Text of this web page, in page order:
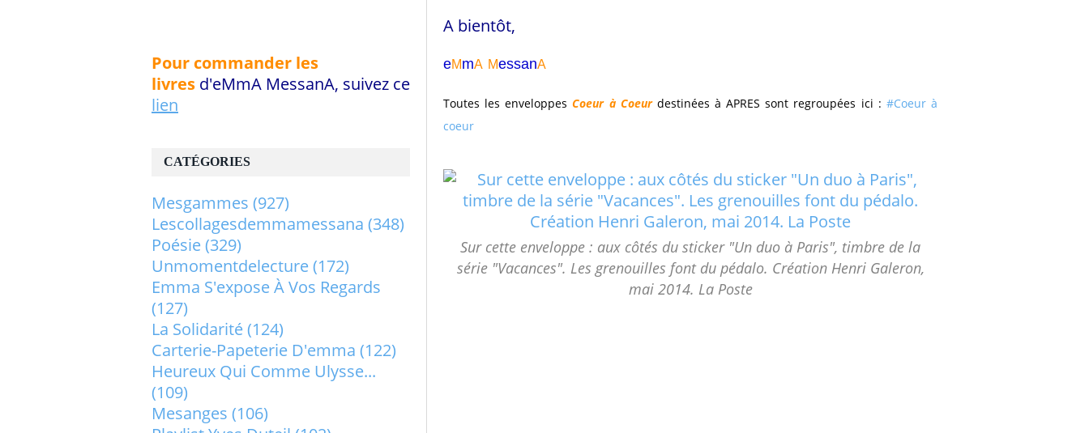
A bientôt,
eMmA MessanA
Toutes les enveloppesCoeur à Coeur destinées à APRESsont regroupées ici : #Coeur à
coeur
Sur cette enveloppe : aux côtés du sticker "Un duo à Paris", timbre de la
série "Vacances". Les grenouilles font du pédalo. Création Henri Galeron,
mai 2014. La Poste
CATÉGORIES
Mesgammes (927)
Lescollagesdemmamessana (348)
Poésie(329)
Unmomentdelecture(172)
Emma S'expose À Vos Regards
(127)
La Solidarité(124)
Carterie-Papeterie D'emma (122)
Heureux Qui Comme Ulysse...
(109)
Mesanges (106)
Pour commander les
livres d'eMmA MessanA, suivez ce
lien